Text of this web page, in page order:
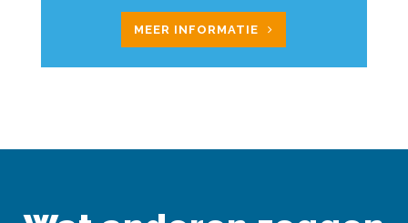
MEER INFORMATIE